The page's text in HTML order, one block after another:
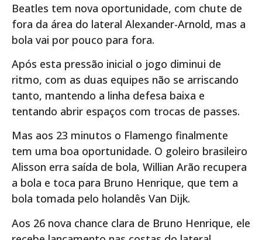
Beatles tem nova oportunidade, com chute de
fora da área do lateral Alexander-Arnold, mas a
bola vai por pouco para fora.
Após esta pressão inicial o jogo diminui de
ritmo, com as duas equipes não se arriscando
tanto, mantendo a linha defesa baixa e
tentando abrir espaços com trocas de passes.
Mas aos 23 minutos o Flamengo finalmente
tem uma boa oportunidade. O goleiro brasileiro
Alisson erra saída de bola, Willian Arão recupera
a bola e toca para Bruno Henrique, que tem a
bola tomada pelo holandês Van Dijk.
Aos 26 nova chance clara de Bruno Henrique, ele